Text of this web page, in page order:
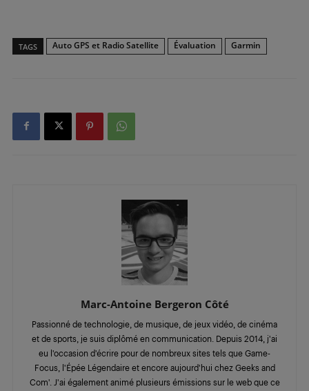
TAGS Auto GPS et Radio Satellite Évaluation Garmin
Marc-Antoine Bergeron Côté
Passionné de technologie, de musique, de jeux vidéo, de cinéma
et de sports, je suis diplômé en communication. Depuis 2014, j'ai
eu l'occasion d'écrire pour de nombreux sites tels que Game-
Focus, l'Épée Légendaire et encore aujourd'hui chez Geeks and
Com'. J'ai également animé plusieurs émissions sur le web que ce